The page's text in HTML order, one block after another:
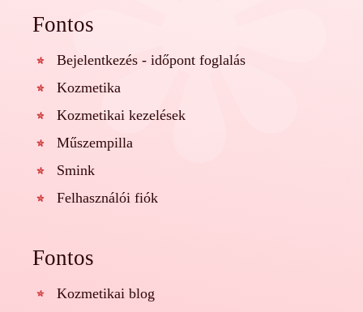
Fontos
Bejelentkezés - időpont foglalás
Kozmetika
Kozmetikai kezelések
Műszempilla
Smink
Felhasználói fiók
Fontos
Kozmetikai blog